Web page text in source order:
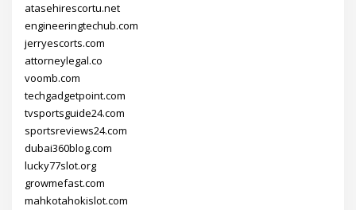
atasehirescortu.net
engineeringtechub.com
jerryescorts.com
attorneylegal.co
voomb.com
techgadgetpoint.com
tvsportsguide24.com
sportsreviews24.com
dubai360blog.com
lucky77slot.org
growmefast.com
mahkotahokislot.com